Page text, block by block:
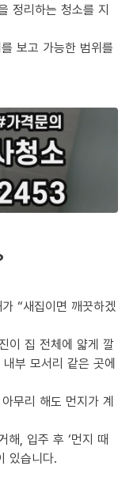
정리하는 청소를 지
보고 가능한 범위를
“새집이면 깨끗하겠
이 집 전체에 얇게 깔
내부 모서리 같은 곳에
무리 해도 먼지가 계
해, 입주 후 ‘먼지 때
있습니다.